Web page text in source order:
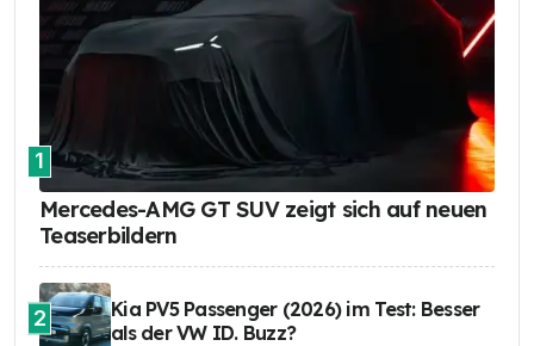
1
Mercedes-AMG GT SUV zeigt sich auf neuen
Teaserbildern
2
Kia PV5 Passenger (2026) im Test: Besser
als der VW ID. Buzz?